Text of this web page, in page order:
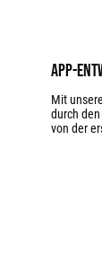
Mit
durch
von der
App-